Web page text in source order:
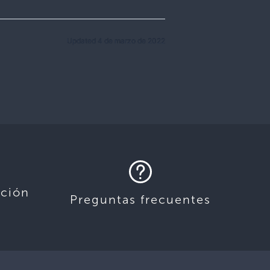
Preguntas frecuentes